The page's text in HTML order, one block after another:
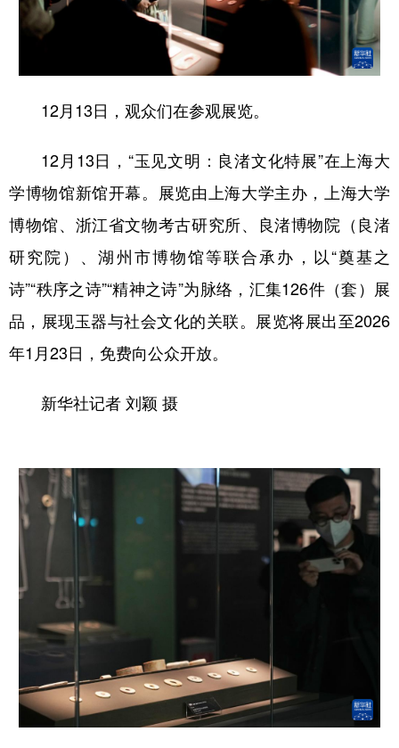
12月13日，观众们在参观展览。
12月13日，“玉见文明：良渚文化特展”在上海大
学博物馆新馆开幕。展览由上海大学主办，上海大学
博物馆、浙江省文物考古研究所、良渚博物院（良渚
研究院）、湖州市博物馆等联合承办，以“奠基之
诗”“秩序之诗”“精神之诗”为脉络，汇集126件（套）展
品，展现玉器与社会文化的关联。展览将展出至2026
年1月23日，免费向公众开放。
新华社记者 刘颖 摄